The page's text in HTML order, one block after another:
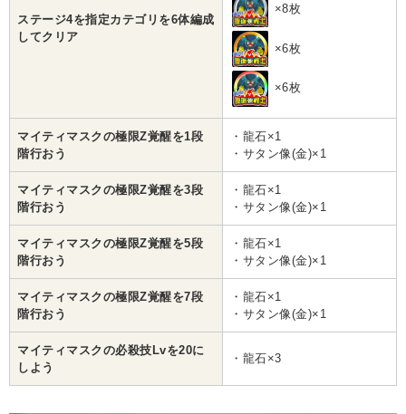
ステージ4を指定カテゴリを6体編成
してクリア
×8枚
×6枚
×6枚
マイティマスクの極限Z覚醒を1段
階行おう
・龍石×1
・サタン像(金)×1
マイティマスクの極限Z覚醒を3段
階行おう
・龍石×1
・サタン像(金)×1
マイティマスクの極限Z覚醒を5段
階行おう
・龍石×1
・サタン像(金)×1
マイティマスクの極限Z覚醒を7段
階行おう
・龍石×1
・サタン像(金)×1
マイティマスクの必殺技Lvを20に
しよう
・龍石×3